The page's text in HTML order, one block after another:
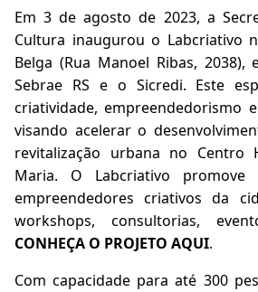
Em 3 de agosto de 2023, a
Cultura inaugurou o Labcriativo
Belga (Rua Manoel Ribas,
Sebrae RS e o Sicredi. Este
criatividade, empreendedorismo
visando acelerar o
revitalização urbana no Centro
Maria. O Labcriativo promove
empreendedores criativos da
workshops, consultorias,
CONHEÇA O PROJETO AQUI.
Com capacidade para até 300